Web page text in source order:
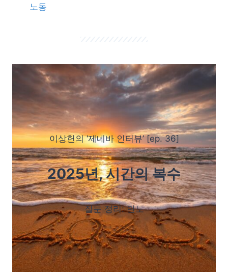
노동
이상헌의 ‘제네바 인터뷰’ [ep. 36]
2025년, 시간의 복수
질문 정리: 민노